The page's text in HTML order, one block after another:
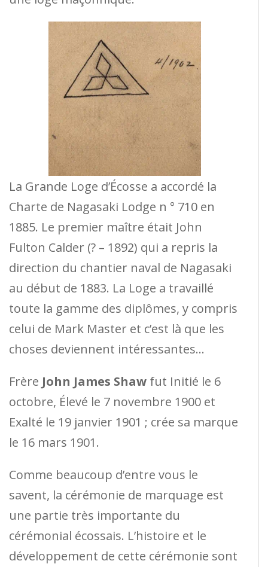
La Grande Loge d’Écosse a accordé la
Charte de Nagasaki Lodge n ° 710 en
1885. Le premier maître était John
Fulton Calder (? – 1892) qui a repris la
direction du chantier naval de Nagasaki
au début de 1883. La Loge a travaillé
toute la gamme des diplômes, y compris
celui de Mark Master et c’est là que les
choses deviennent intéressantes…
Frère John James Shaw fut Initié le 6
octobre, Élevé le 7 novembre 1900 et
Exalté le 19 janvier 1901 ; crée sa marque
le 16 mars 1901.
Comme beaucoup d’entre vous le
savent, la cérémonie de marquage est
une partie très importante du
cérémonial écossais. L’histoire et le
développement de cette cérémonie sont